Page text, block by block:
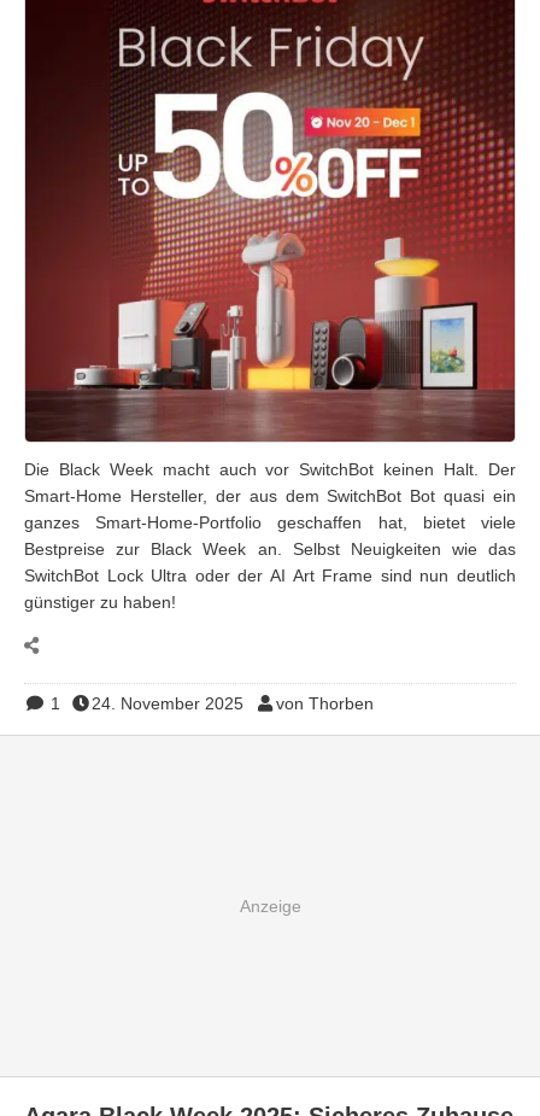
Die Black Week macht auch vor SwitchBot keinen Halt. Der
Smart-Home Hersteller, der aus dem SwitchBot Bot quasi ein
ganzes Smart-Home-Portfolio geschaffen hat, bietet viele
Bestpreise zur Black Week an. Selbst Neuigkeiten wie das
SwitchBot Lock Ultra oder der AI Art Frame sind nun deutlich
günstiger zu haben!
1 24. November 2025 von Thorben